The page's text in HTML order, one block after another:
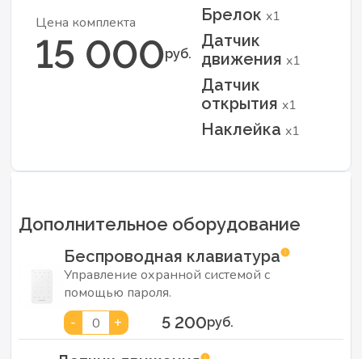
Брелокx1
Датчик
движенияx1
Датчик
открытияx1
Наклейкаx1
Цена комплекта
15 000руб.
Дополнительное оборудование
Беспроводная клавиатура
Управление охранной системой с
помощью пароля.
-
0 + 5 200руб.